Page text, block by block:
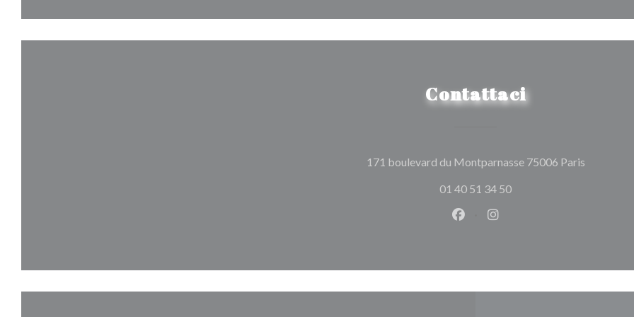
Contattaci
171 boulevard du Montparnasse 75006 Paris((apre una
01 40 51 34 50
Facebook ((apre una nuova
Instagram ((apre una